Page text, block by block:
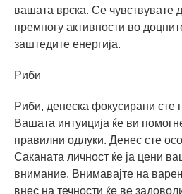
вашата врска. Се чувствувате
премногу активности во
заштедите енергија.
Риби
Риби, денеска фокусирани сте
Вашата интуиција ќе ви
правилни одлуки. Денес сте
Саканата личност ќе ја цени
внимание. Внимавајте на
внес на течности ќе ве